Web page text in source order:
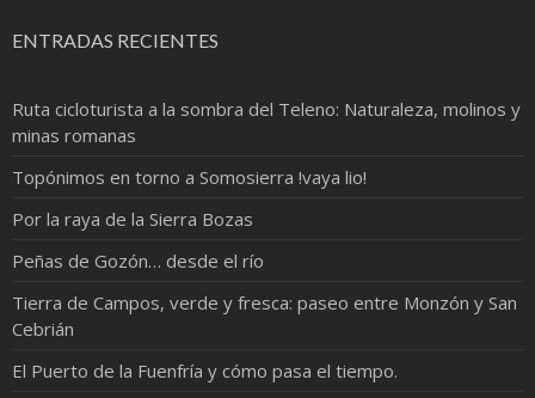
ENTRADAS RECIENTES
Ruta cicloturista a la sombra del Teleno: Naturaleza, molinos y
minas romanas
Topónimos en torno a Somosierra !vaya lio!
Por la raya de la Sierra Bozas
Peñas de Gozón… desde el río
Tierra de Campos, verde y fresca: paseo entre Monzón y San
Cebrián
El Puerto de la Fuenfría y cómo pasa el tiempo.